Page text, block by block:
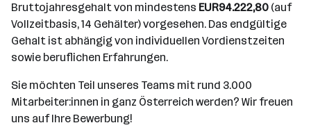
Bruttojahresgehalt von mindestens EUR94.222,80 (auf
Vollzeitbasis, 14 Gehälter) vorgesehen. Das endgültige
Gehalt ist abhängig von individuellen Vordienstzeiten
sowie beruflichen Erfahrungen.
Sie möchten Teil unseres Teams mit rund 3.000
Mitarbeiter:innen in ganz Österreich werden? Wir freuen
uns auf Ihre Bewerbung!